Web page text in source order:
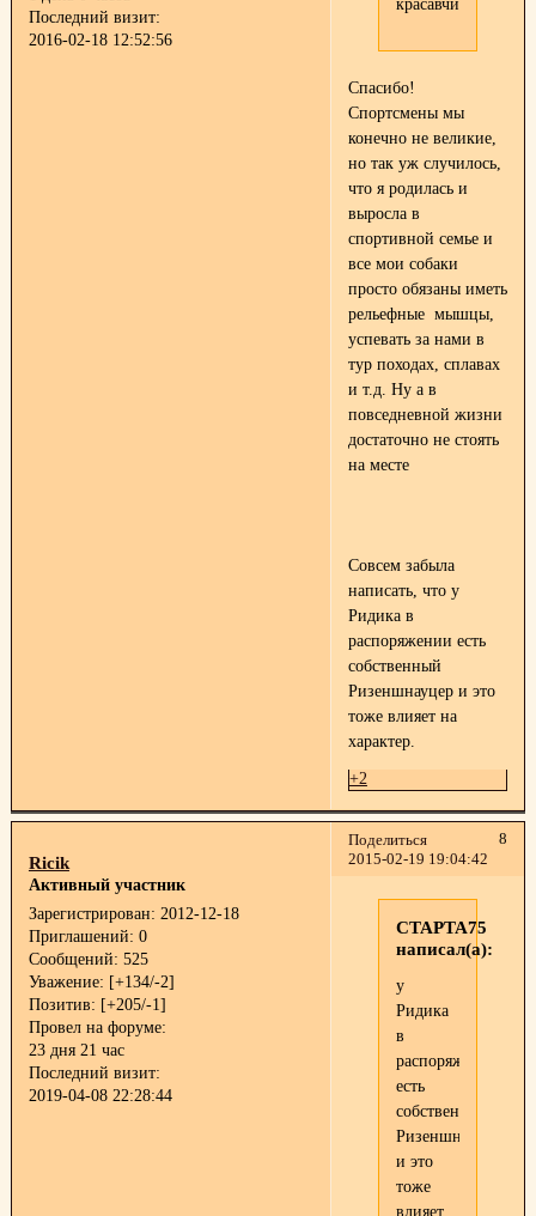
Последний визит:
2016-02-18 12:52:56
красавчик
Спасибо!
Спортсмены мы
конечно не великие,
но так уж случилось,
что я родилась и
выросла в
спортивной семье и
все мои собаки
просто обязаны иметь
рельефные мышцы,
успевать за нами в
тур походах, сплавах
и т.д. Ну а в
повседневной жизни
достаточно не стоять
на месте
Совсем забыла
написать, что у
Ридика в
распоряжении есть
собственный
Ризеншнауцер и это
тоже влияет на
характер.
+2
Поделиться
8
2015-02-19 19:04:42
Ricik
Активный участник
Зарегистрирован: 2012-12-18
Приглашений: 0
Сообщений: 525
Уважение: [+134/-2]
Позитив: [+205/-1]
Провел на форуме:
23 дня 21 час
Последний визит:
2019-04-08 22:28:44
СТАРТА75
написал(а):
у
Ридика
в
распоряжении
есть
собственный
Ризеншнауцер
и это
тоже
влияет